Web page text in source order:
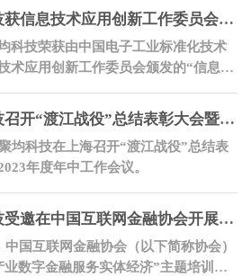
聚均科技获信息技术应用创新工作委员会技术活动单位证书
科技荣获由中国电子工业标准化技术
术应用创新工作委员会颁发的“信息技
力获权威认可。
聚均科技召开“渡江战役”总结表彰大会暨2023年度年中工作会议
均科技在上海召开“渡江战役”总结表
年度年中工作会议。
聚均科技受邀在中国互联网金融协会开展产业数字金融培训
中国互联网金融协会（以下简称协会）
业数字金融服务实体经济”主题培训。